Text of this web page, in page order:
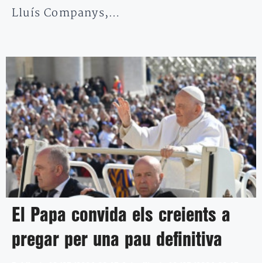
Lluís Companys,…
El Papa convida els creients a
pregar per una pau definitiva